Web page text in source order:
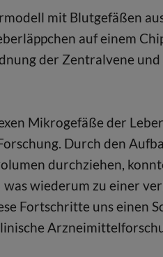
mit Blutgefäßen
auf einem
der Zentralvene und
Mikrogefäße der
Durch den
durchziehen,
wiederum zu einer
Fortschritte uns einen